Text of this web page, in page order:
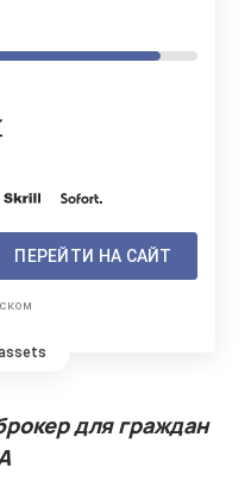
ПЕРЕЙТИ НА САЙТ
для граждан